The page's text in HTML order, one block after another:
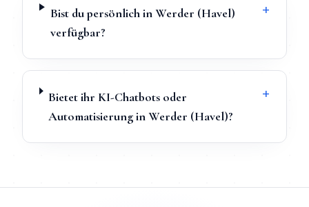
Bist du persönlich in Werder (Havel)
verfügbar?
+
Bietet ihr KI-Chatbots oder
Automatisierung in Werder (Havel)?
+